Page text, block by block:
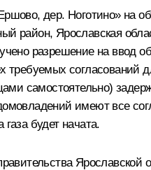
дер. Ноготино» на
Ярославская
разрешение на ввод
согласований
самостоятельно)
имеют все
будет начата.